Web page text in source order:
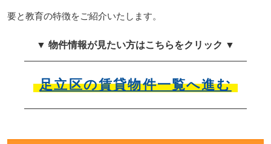
要と教育の特徴をご紹介いたします。
▼ 物件情報が見たい方はこちらをクリック ▼
足立区の賃貸物件一覧へ進む